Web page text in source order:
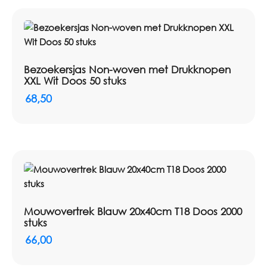
Bezoekersjas Non-woven met Drukknopen
XXL Wit Doos 50 stuks
68,50
Mouwovertrek Blauw 20x40cm T18 Doos 2000
stuks
66,00